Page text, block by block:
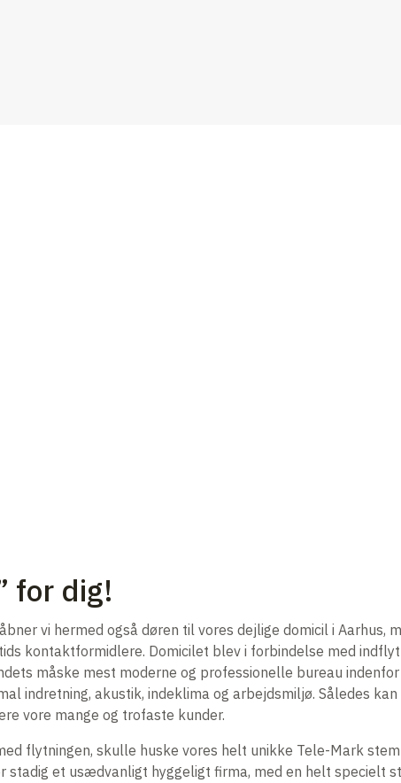
for dig!
vi hermed også døren til vores dejlige domicil i
kontaktformidlere. Domicilet blev i forbindelse med
måske mest moderne og professionelle bureau
indretning, akustik, indeklima og arbejdsmiljø. Således
vore mange og trofaste kunder.
flytningen, skulle huske vores helt unikke Tele-Mark
stadig et usædvanligt hyggeligt firma, med en helt specielt